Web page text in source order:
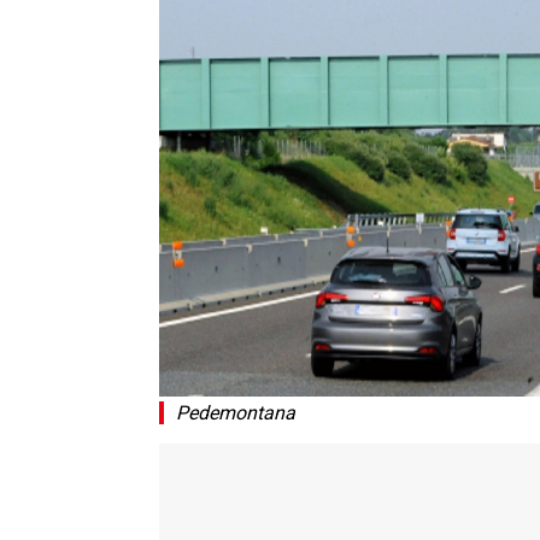
Pedemontana